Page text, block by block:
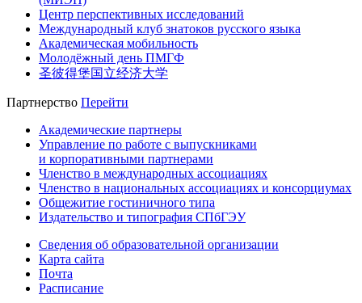
Центр перспективных исследований
Международный клуб знатоков русского языка
Академическая мобильность
Молодёжный день ПМГФ
圣彼得堡国立经济大学
Партнерство Перейти
Академические партнеры
Управление по работе с выпускниками
и корпоративными партнерами
Членство в международных ассоциациях
Членство в национальных ассоциациях и консорциумах
Общежитие гостиничного типа
Издательство и типография СПбГЭУ
Сведения об образовательной организации
Карта сайта
Почта
Расписание